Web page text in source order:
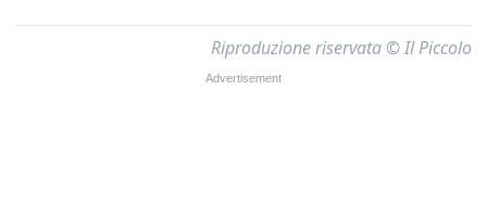
Riproduzione riservata © Il Piccolo